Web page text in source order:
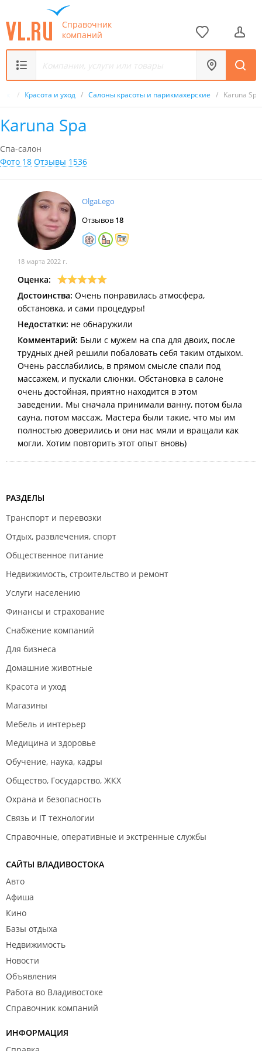
Справочник
компаний
/ Красота и уход / Салоны красоты и парикмахерские / Karuna Spa
Karuna Spa
Спа-салон
Фото 18 Отзывы 1536
OlgaLego
Отзывов 18
18 марта 2022 г.
Оценка:
Достоинства: Очень понравилась атмосфера,
обстановка, и сами процедуры!
Недостатки: не обнаружили
Комментарий: Были с мужем на спа для двоих, после
трудных дней решили побаловать себя таким отдыхом.
Очень расслабились, в прямом смысле спали под
массажем, и пускали слюнки. Обстановка в салоне
очень достойная, приятно находится в этом
заведении. Мы сначала принимали ванну, потом была
сауна, потом массаж. Мастера были такие, что мы им
полностью доверились и они нас мяли и вращали как
могли. Хотим повторить этот опыт вновь)
РАЗДЕЛЫ
Транспорт и перевозки
Отдых, развлечения, спорт
Общественное питание
Недвижимость, строительство и ремонт
Услуги населению
Финансы и страхование
Снабжение компаний
Для бизнеса
Домашние животные
Красота и уход
Магазины
Мебель и интерьер
Медицина и здоровье
Обучение, наука, кадры
Общество, Государство, ЖКХ
Охрана и безопасность
Связь и IT технологии
Справочные, оперативные и экстренные службы
САЙТЫ ВЛАДИВОСТОКА
Авто
Афиша
Кино
Базы отдыха
Недвижимость
Новости
Объявления
Работа во Владивостоке
Справочник компаний
ИНФОРМАЦИЯ